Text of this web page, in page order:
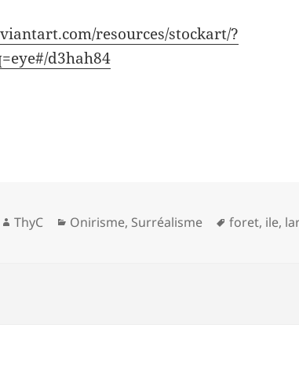
resources/stockart/?
d3hah84
Auteur
ThyC Catégories
Onirisme, Surréalisme
Mots-
foret, ile,